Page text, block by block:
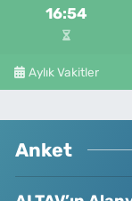
16:54
Aylık Vakitler
Anket